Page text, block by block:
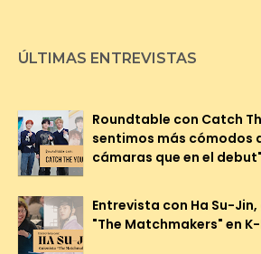
ÚLTIMAS ENTREVISTAS
Roundtable con Catch
sentimos más cómodos
cámaras que en el debut"
Entrevista con Ha Su-
"The Matchmakers" en